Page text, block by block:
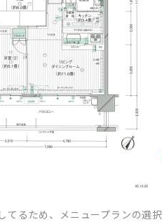
るため、メニュープランの選